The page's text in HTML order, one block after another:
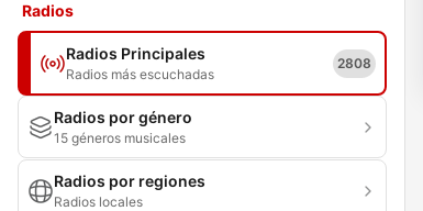
Radios
Radios Principales
Radios más escuchadas
2808
Radios por género
15 géneros musicales
Radios por regiones
Radios locales